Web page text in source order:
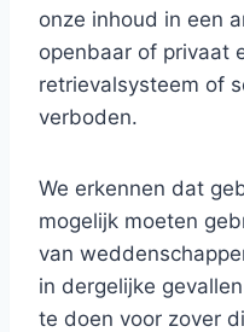
onze inhoud in een
openbaar of privaat
retrievalsysteem of
verboden.
We erkennen dat
mogelijk moeten
van
in dergelijke
te doen voor zover